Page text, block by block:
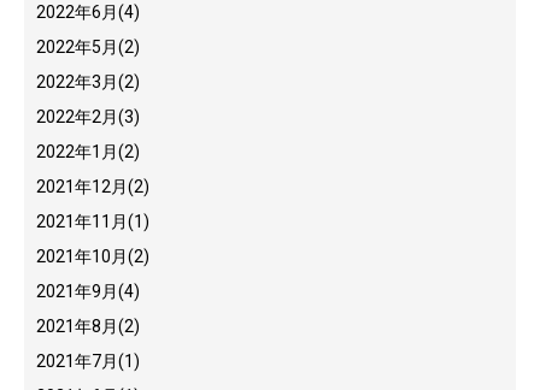
2022年6月(4)
2022年5月(2)
2022年3月(2)
2022年2月(3)
2022年1月(2)
2021年12月(2)
2021年11月(1)
2021年10月(2)
2021年9月(4)
2021年8月(2)
2021年7月(1)